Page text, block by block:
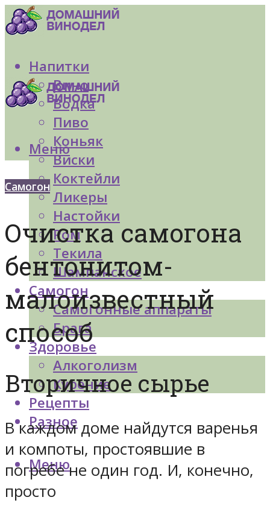
Напитки
Вино
Водка
Пиво
Коньяк
Виски
Коктейли
Ликеры
Настойки
Ром
Текила
Шампанское
Самогон
Самогонные аппараты
Брага
Здоровье
Алкоголизм
Курение
Рецепты
Разное
Меню
Меню
Самогон
Очистка самогона
бентонитом-
малоизвестный
способ
Вторичное сырье
В каждом доме найдутся варенья
и компоты, простоявшие в
погребе не один год. И, конечно,
просто